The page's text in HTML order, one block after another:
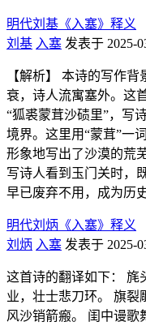
明代刘基《入塞》释义
刘基 入塞 发表于 2025-
【解析】 本诗的写作
衰，诗人流寓塞外。这
“狐裘蒙茸沙碛里”，写
境界。这里用“蒙茸”一
形象地写出了沙漠的荒
写诗人看到玉门关时，
早已废弃不用，成为历
明代刘炳《入塞》释义
刘炳 入塞 发表于 2025-
这首诗的翻译如下： 旄
业，壮士悲刀环。 旗裂
风沙销箭瘢。 闺中谩歌